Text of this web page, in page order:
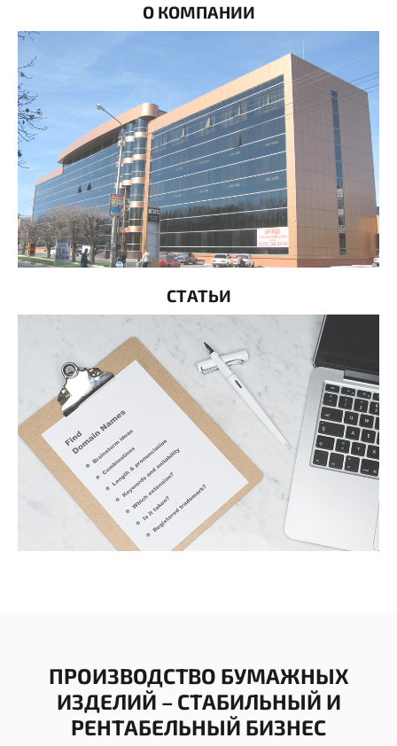
О КОМПАНИИ
СТАТЬИ
ПРОИЗВОДСТВО БУМАЖНЫХ
ИЗДЕЛИЙ – СТАБИЛЬНЫЙ И
РЕНТАБЕЛЬНЫЙ БИЗНЕС